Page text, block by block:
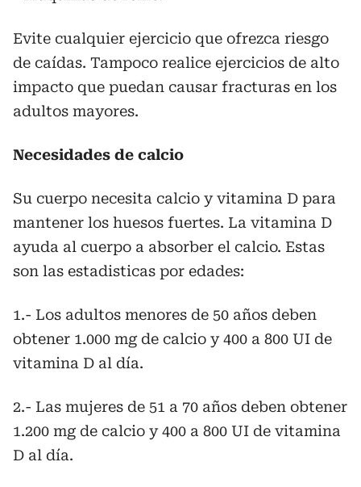
Evite cualquier ejercicio que ofrezca riesgo
de caídas. Tampoco realice ejercicios de alto
impacto que puedan causar fracturas en los
adultos mayores.
Necesidades de calcio
Su cuerpo necesita calcio y vitamina D para
mantener los huesos fuertes. La vitamina D
ayuda al cuerpo a absorber el calcio. Estas
son las estadisticas por edades:
1.- Los adultos menores de 50 años deben
obtener 1.000 mg de calcio y 400 a 800 UI de
vitamina D al día.
2.- Las mujeres de 51 a 70 años deben obtener
1.200 mg de calcio y 400 a 800 UI de vitamina
D al día.